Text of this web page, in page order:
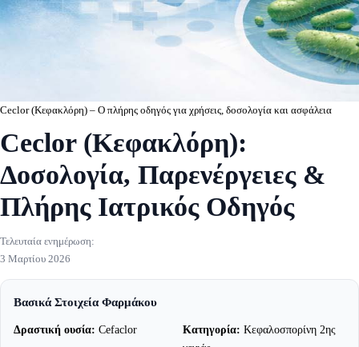
Ceclor (Κεφακλόρη) – Ο πλήρης οδηγός για χρήσεις, δοσολογία και ασφάλεια
Ceclor (Κεφακλόρη):
Δοσολογία, Παρενέργειες &
Πλήρης Ιατρικός Οδηγός
Τελευταία ενημέρωση:
3 Μαρτίου 2026
Βασικά Στοιχεία Φαρμάκου
Δραστική ουσία: Cefaclor Κατηγορία: Κεφαλοσπορίνη 2ης